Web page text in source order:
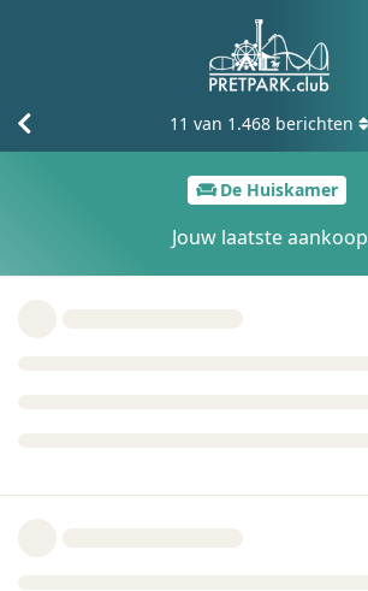
De Huiskamer
Jouw laatste aankoop
11 van 1.468 berichten